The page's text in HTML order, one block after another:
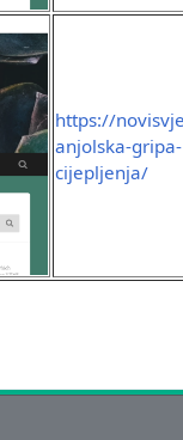
https://
anjolska-
cijepljenja/